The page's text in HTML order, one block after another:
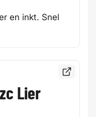
en inkt. Snel
Lier
Bekijk